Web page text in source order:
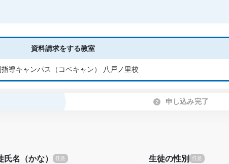
資料請求をする教室
指導キャンパス（コベキャン） 八戸ノ里校
申し込み完了
氏名（かな） 生徒の性別